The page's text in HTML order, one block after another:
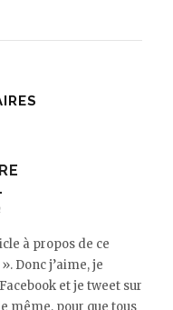
à propos de ce
Donc j’aime, je
et je tweet sur
même, pour que tous